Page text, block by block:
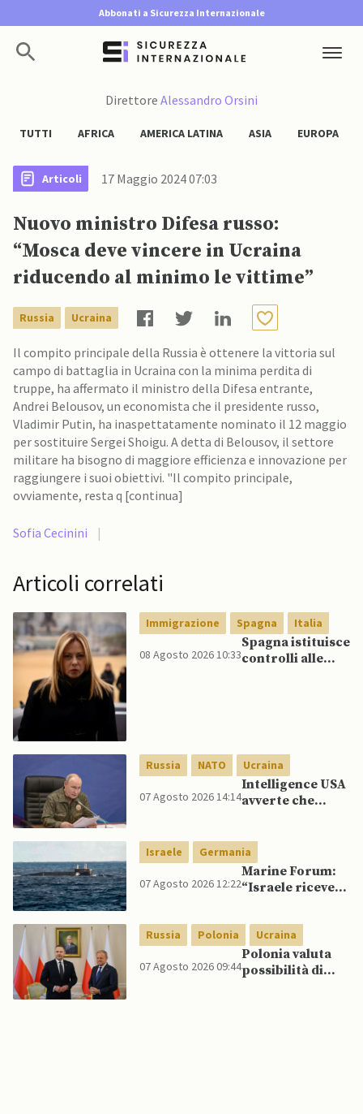
Abbonati a Sicurezza Internazionale
Direttore Alessandro Orsini
TUTTI AFRICA AMERICA LATINA ASIA EUROPA
Articoli 17 Maggio 2024 07:03
Nuovo ministro Difesa russo:
“Mosca deve vincere in Ucraina
riducendo al minimo le vittime”￼
Russia Ucraina
Il compito principale della Russia è ottenere la vittoria sul
campo di battaglia in Ucraina con la minima perdita di
truppe, ha affermato il ministro della Difesa entrante,
Andrei Belousov, un economista che il presidente russo,
Vladimir Putin, ha inaspettatamente nominato il 12 maggio
per sostituire Sergei Shoigu. A detta di Belousov, il settore
militare ha bisogno di maggiore efficienza e innovazione per
raggiungere i suoi obiettivi. "Il compito principale,
ovviamente, resta q [continua]
Sofia Cecinini |
Articoli correlati
Immigrazione Spagna Italia
08 Agosto 2026 10:33
Spagna istituisce
controlli alle
spagnoli
Russia NATO Ucraina
07 Agosto 2026 14:14
Intelligence USA
avverte che
mentre è ancora
impegnato in
Ucraina
Israele Germania
07 Agosto 2026 12:22
Marine Forum:
“Israele riceve
Drakon dopo 14
anni”
Russia Polonia Ucraina
07 Agosto 2026 09:44
Polonia valuta
possibilità di